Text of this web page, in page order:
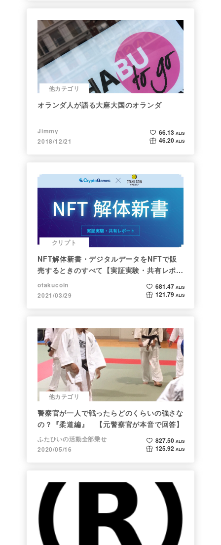
他カテゴリ
オランダ人が語る大麻大国のオランダ
Jimmy
2018/12/21
66.13 ALIS
46.20 ALIS
クリプト
NFT解体新書・デジタルデータをNFTで販
売するときのすべて【実証実験・共有レポー
ト】
otakucoin
2021/03/29
681.47 ALIS
121.79 ALIS
他カテゴリ
警察官が一人で戦ったらどのくらいの強さな
の？『柔道編』 【元警察官が本音で回答】
ふたひいの活動全部乗せ
2020/05/16
827.50 ALIS
125.92 ALIS